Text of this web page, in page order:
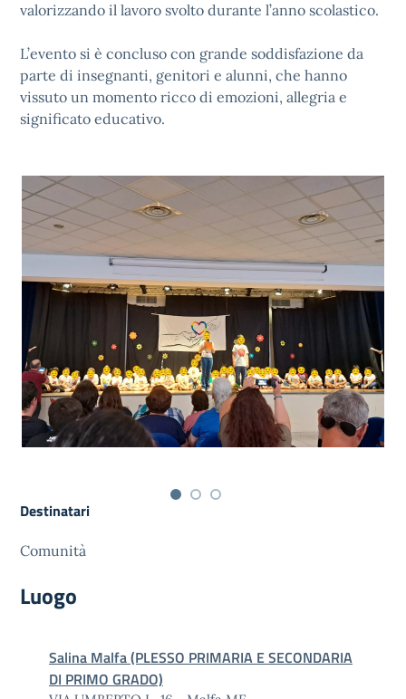
valorizzando il lavoro svolto durante l’anno scolastico.
L’evento si è concluso con grande soddisfazione da
parte di insegnanti, genitori e alunni, che hanno
vissuto un momento ricco di emozioni, allegria e
significato educativo.
Destinatari
Comunità
Luogo
Salina Malfa (PLESSO PRIMARIA E SECONDARIA
DI PRIMO GRADO)